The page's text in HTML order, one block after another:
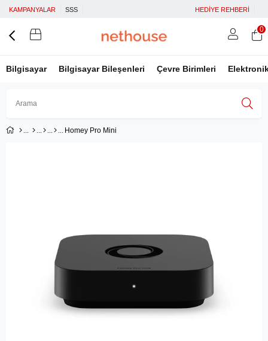
KAMPANYALAR SSS HEDİYE REHBERİ
Bilgisayar Bilgisayar Bileşenleri Çevre Birimleri
Üye Girişi
0
Homey Pro Mini